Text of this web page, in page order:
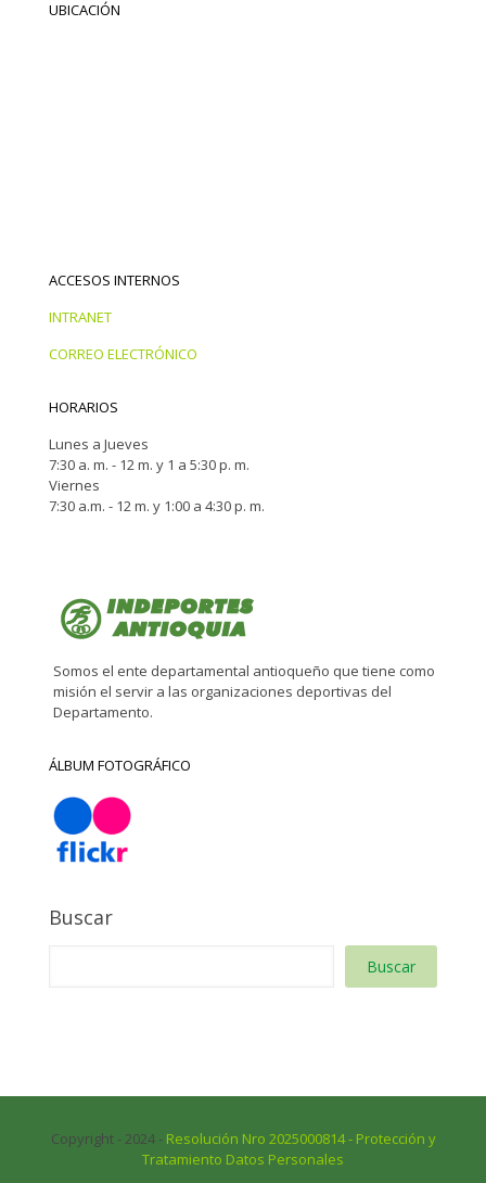
UBICACIÓN
ACCESOS INTERNOS
INTRANET
CORREO ELECTRÓNICO
HORARIOS
Lunes a Jueves
7:30 a. m. - 12 m. y 1 a 5:30 p. m.
Viernes
7:30 a.m. - 12 m. y 1:00 a 4:30 p. m.
Somos el ente departamental antioqueño que tiene como
misión el servir a las organizaciones deportivas del
Departamento.
ÁLBUM FOTOGRÁFICO
Buscar
Buscar
Copyright - 2024 - Resolución Nro 2025000814 - Protección y
Tratamiento Datos Personales